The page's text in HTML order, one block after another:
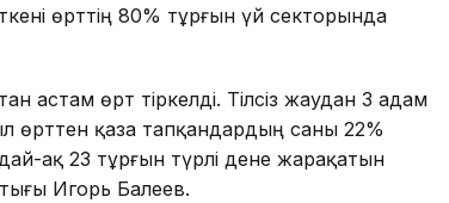
өрттің 80% тұрғын үй секторында
астам өрт тіркелді. Тілсіз жаудан 3 адам
өрттен қаза тапқандардың саны 22%
ақ 23 тұрғын түрлі дене жарақатын
Игорь Балеев.